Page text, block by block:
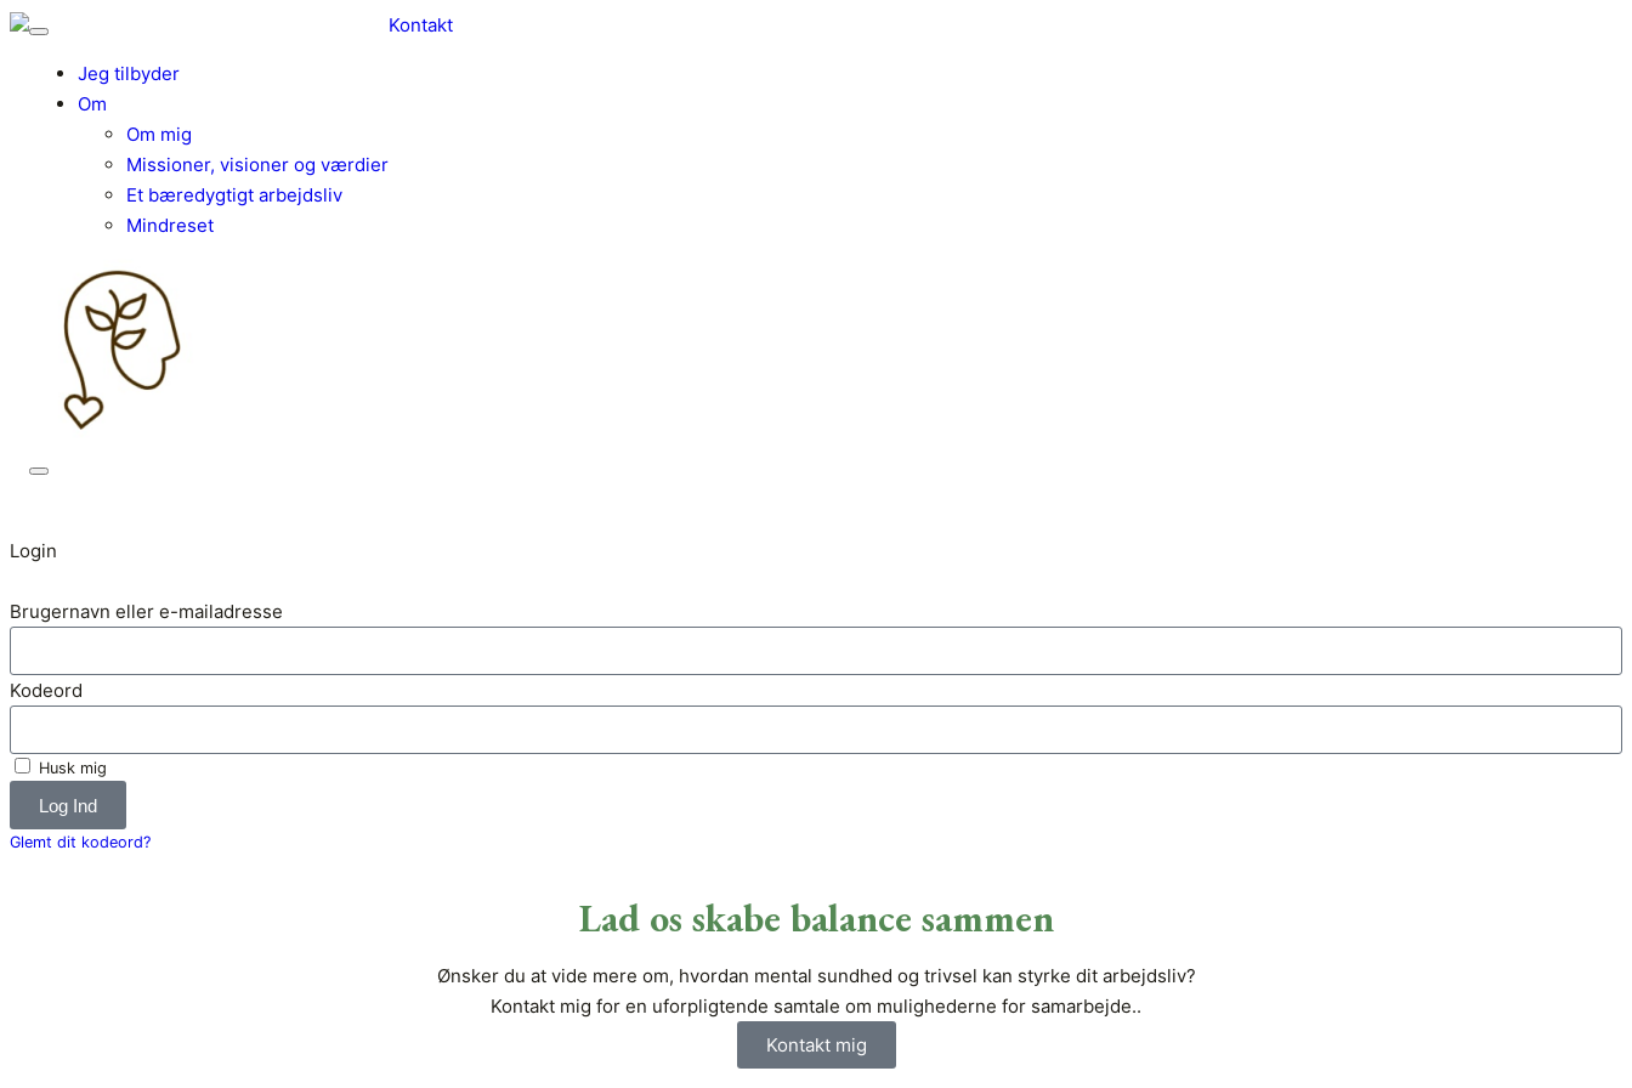
Jeg tilbyder
Om
Om mig
Missioner, visioner og værdier
Et bæredygtigt arbejdsliv
Mindreset
Kontakt
Login
Brugernavn eller e-mailadresse
Kodeord
Husk mig
Log Ind
Glemt dit kodeord?
Lad os skabe balance sammen
Ønsker du at vide mere om, hvordan mental sundhed og trivsel kan styrke dit arbejdsliv?
Kontakt mig for en uforpligtende samtale om mulighederne for samarbejde..
Kontakt mig